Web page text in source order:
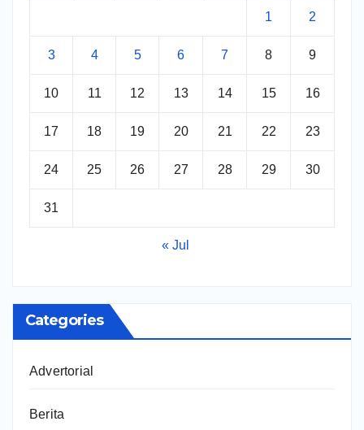
1 2
3 4 5 6 7 8 9
10 11 12 13 14 15 16
17 18 19 20 21 22 23
24 25 26 27 28 29 30
31
« Jul
Categories
Advertorial
Berita